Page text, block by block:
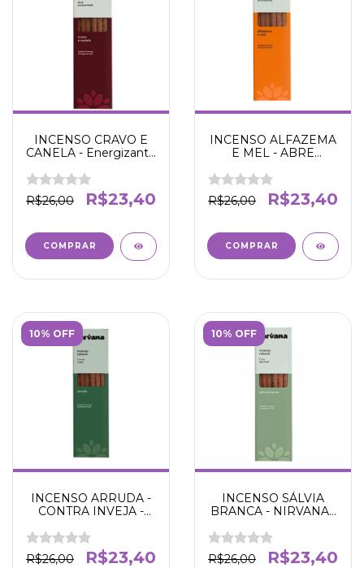
INCENSO CRAVO E
CANELA - Energizante
- Purificação -
Proteção- NIRVANA
R$26,00 R$23,40
INCENSO ALFAZEMA
E MEL - ABRE
R$26,00 R$23,40
10% OFF
INCENSO ARRUDA -
CONTRA INVEJA -
R$26,00 R$23,40
10% OFF
INCENSO SÁLVIA
BRANCA - NIRVANA -
R$26,00 R$23,40